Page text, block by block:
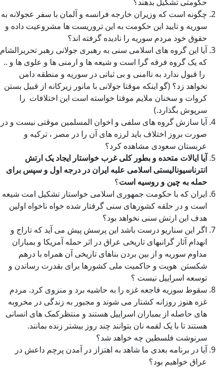
چگونه است که وزیران خارجه فرانسه و آلمان با سفر عجولانه به
سوریه و تایید این حکومت به این تروریست ها مشروعیت داده و
حقوق خود مردم سوریه را نادیده گرفته اند؟
آیا این گروه های اسلامی سنی به رهبری جولانی رهبر تحریرالشام
که یک گروه فرقه گرا است و شیعه ها و ارمنی ها و علوی ها و ..
را قبول ندارد به ناامنی و بی ثباتی در سوریه و منطقه دامن
نخواهد زد؟ (گو اینکه موقتا جولانی با مانور زیرکانه از قبیل بستن
کروات و سخنان ملایم موقتا خواسته است این اختلافات را
سرپوش بگذارد.)
آیا سازش گروه های سلفی و اخوان المسلمین موقتی نیست و در
صورت بروز اختلاف باید لرزه های آن را در مصر ، ترکیه و
عربستان سعودی مشاهده کرد؟
آیا ایالات متحده و بطور کلی غرب خواستار ایجاد یک ارتش
انترناسیونالیستی اسلامی علبه ایران در درجه اول و سپس برای
حمله به چین و روسیه است؟
ایران که با حکومت جمهوری اسلامی خواستار تشکیل امت شیعه
است و در حلقه کشورهای سنی گرفتار شده خواه ناخواه اولین
هدف این ارتش سنی نخواهد بود؟
اگر این سناریو درست باشد این پرسش پیش می آید که تاراج و
انهدام آثار گرانبهای تاریخی عراق در اثر حمله آمریکا و بمباران
مداوم سوریه و از بین بردن بناهای تاریخی آن همراه با درهم
شکستن هویت و حاکمیت ملی کشورها برای بقدرت رساندن و
توسعه اسراییل نیست ؟
سقوط سوریه فاجعه غزه را به حاشیه برد و منزوی کرد. مردم
غزه هنوز روزانه کشتار می شوند و مجبور به زندگی در مخروبه
های حاصله از بمباران اسراییل هستند و منتظرکمک های انسانی
هستند تا با یک لقمه نان بتوانند چند روز بیشتر زنده بمانند.
سرنوشت فلسطین چه خواهد شد؟
آیا در برنامه بعدی ما شاهد به اهتزاز در آمدن پرچم داعش در
عراق خواهیم بود؟